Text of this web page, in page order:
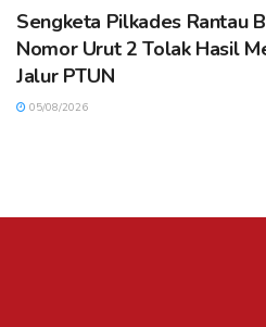
Sengketa Pilkades Rantau
Nomor Urut 2 Tolak Hasil
Jalur PTUN
05/08/2026